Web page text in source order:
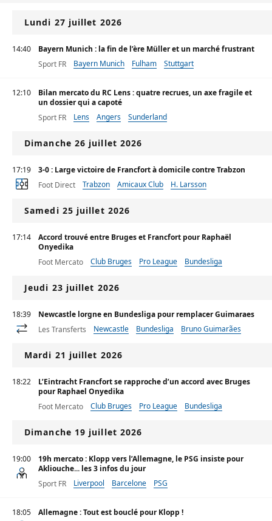
Lundi 27 juillet 2026
14:40
Bayern Munich : la fin de l’ère Müller et un marché frustrant
Sport FR
Bayern Munich Fulham Stuttgart
12:10
Bilan mercato du RC Lens : quatre recrues, un axe fragile et
un dossier qui a capoté
Sport FR
Lens Angers Sunderland
Dimanche 26 juillet 2026
17:19
3-0 : Large victoire de Francfort à domicile contre Trabzon
Foot Direct
Trabzon Amicaux Club H. Larsson
Samedi 25 juillet 2026
17:14
Accord trouvé entre Bruges et Francfort pour Raphaël
Onyedika
Foot Mercato
Club Bruges Pro League Bundesliga
Jeudi 23 juillet 2026
18:39
Newcastle lorgne en Bundesliga pour remplacer Guimaraes
Les Transferts
Newcastle Bundesliga Bruno Guimarães
Mardi 21 juillet 2026
18:22
L’Eintracht Francfort se rapproche d’un accord avec Bruges
pour Raphael Onyedika
Foot Mercato
Club Bruges Pro League Bundesliga
Dimanche 19 juillet 2026
19:00
19h mercato : Klopp vers l’Allemagne, le PSG insiste pour
Akliouche... les 3 infos du jour
Sport FR
Liverpool Barcelone PSG
18:05
Allemagne : Tout est bouclé pour Klopp !